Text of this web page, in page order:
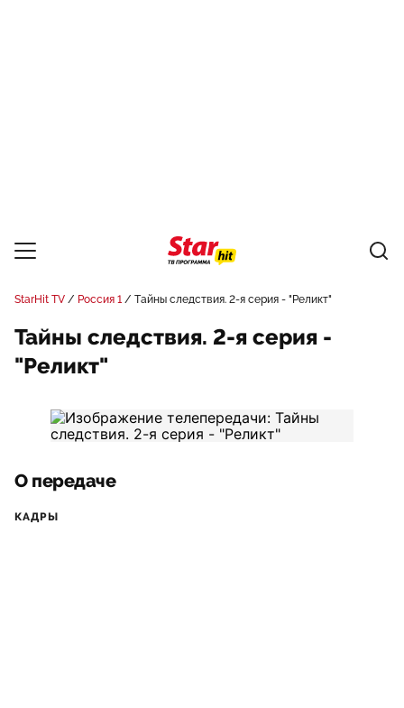
StarHit TV Россия 1 Тайны следствия. 2-я серия - "Реликт"
Тайны следствия. 2-я серия -
"Реликт"
О передаче
КАДРЫ